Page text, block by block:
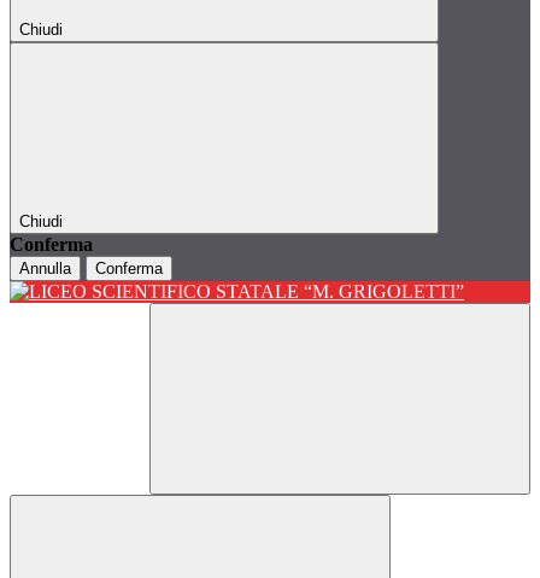
Chiudi
Chiudi
Conferma
Annulla Conferma